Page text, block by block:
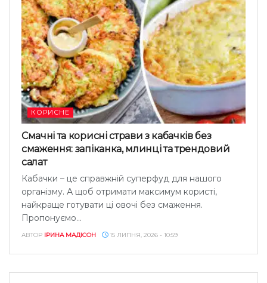
КОРИСНЕ
Смачні та корисні страви з кабачків без
смаження: запіканка, млинці та трендовий
салат
Кабачки – це справжній суперфуд для нашого
організму. А щоб отримати максимум користі,
найкраще готувати ці овочі без смаження.
Пропонуємо...
АВТОР ІРИНА МАДІСОН 15 ЛИПНЯ, 2026 - 10:59